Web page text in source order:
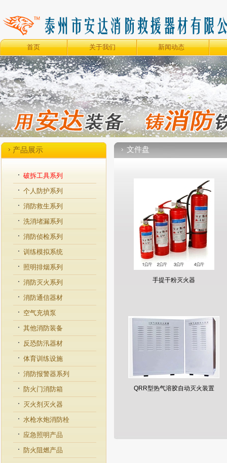
首页 关于我们 新闻动态
产品展示
破拆工具系列
个人防护系列
消防救生系列
洗消堵漏系列
消防侦检系列
训练模拟系统
照明排烟系列
消防灭火系列
消防通信器材
空气充填泵
其他消防装备
反恐防汛器材
体育训练设施
消防报警器系列
防火门消防箱
灭火剂灭火器
水枪水炮消防栓
应急照明产品
防火阻燃产品
文件盘
手提干粉灭火器
QRR型热气溶胶自动灭火装置